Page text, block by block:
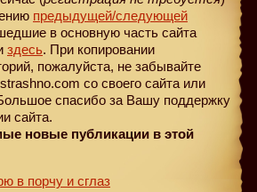
предыдущей/следующей
в основную часть сайта
здесь. При копировании
пожалуйста, не забывайте
со своего сайта или
спасибо за Вашу поддержку
сайта.
новые публикации в этой
в порчу и сглаз